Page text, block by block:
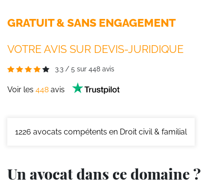
GRATUIT & SANS ENGAGEMENT
VOTRE AVIS SUR DEVIS-JURIDIQUE
3.3 / 5 sur 448 avis
Voir les 448 avis
1226 avocats compétents en Droit civil & familial
Un avocat dans ce domaine ?